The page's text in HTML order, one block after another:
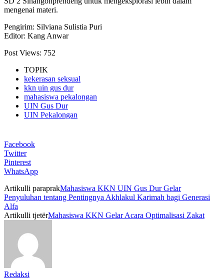
mengenai materi.
Pengirim: Silviana Sulistia Puri
Editor: Kang Anwar
Post Views: 752
TOPIK
kekerasan seksual
kkn uin gus dur
mahasiswa pekalongan
UIN Gus Dur
UIN Pekalongan
Facebook
Twitter
Pinterest
WhatsApp
Artikulli paraprakMahasiswa KKN UIN Gus Dur Gelar
Penyuluhan tentang Pentingnya Akhlakul Karimah bagi Generasi
Alfa
Artikulli tjetërMahasiswa KKN Gelar Acara Optimalisasi Zakat
Redaksi